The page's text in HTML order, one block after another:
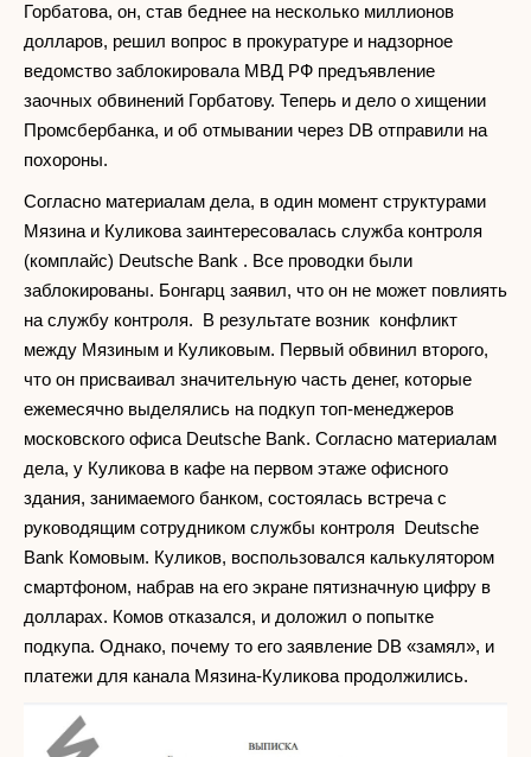
Горбатова, он, став беднее на несколько миллионов
долларов, решил вопрос в прокуратуре и надзорное
ведомство заблокировала МВД РФ предъявление
заочных обвинений Горбатову. Теперь и дело о хищении
Промсбербанка, и об отмывании через DB отправили на
похороны.
Согласно материалам дела, в один момент структурами
Мязина и Куликова заинтересовалась служба контроля
(комплайс) Deutsche Bank . Все проводки были
заблокированы. Бонгарц заявил, что он не может повлиять
на службу контроля. В результате возник конфликт
между Мязиным и Куликовым. Первый обвинил второго,
что он присваивал значительную часть денег, которые
ежемесячно выделялись на подкуп топ-менеджеров
московского офиса Deutsche Bank. Согласно материалам
дела, у Куликова в кафе на первом этаже офисного
здания, занимаемого банком, состоялась встреча с
руководящим сотрудником службы контроля Deutsche
Bank Комовым. Куликов, воспользовался калькулятором
смартфоном, набрав на его экране пятизначную цифру в
долларах. Комов отказался, и доложил о попытке
подкупа. Однако, почему то его заявление DB «замял», и
платежи для канала Мязина-Куликова продолжились.